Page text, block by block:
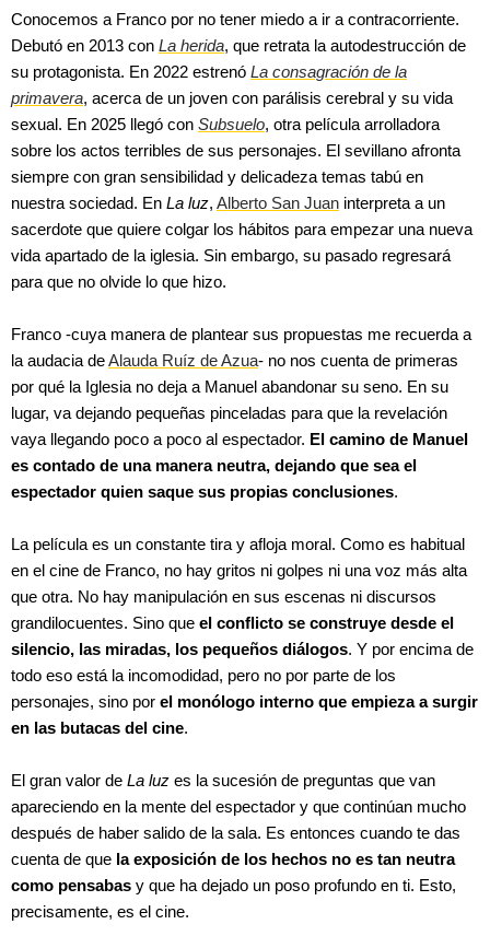
Conocemos a Franco por no tener miedo a ir a contracorriente.
Debutó en 2013 con La herida, que retrata la autodestrucción de
su protagonista. En 2022 estrenó La consagración de la
primavera, acerca de un joven con parálisis cerebral y su vida
sexual. En 2025 llegó con Subsuelo, otra película arrolladora
sobre los actos terribles de sus personajes. El sevillano afronta
siempre con gran sensibilidad y delicadeza temas tabú en
nuestra sociedad. En La luz, Alberto San Juan interpreta a un
sacerdote que quiere colgar los hábitos para empezar una nueva
vida apartado de la iglesia. Sin embargo, su pasado regresará
para que no olvide lo que hizo.
Franco -cuya manera de plantear sus propuestas me recuerda a
la audacia deAlauda Ruíz de Azua- no nos cuenta de primeras
por qué la Iglesia no deja a Manuel abandonar su seno. En su
lugar, va dejando pequeñas pinceladas para que la revelación
vaya llegando poco a poco al espectador. El camino de Manuel
es contado de una manera neutra, dejando que sea el
espectador quien saque sus propias conclusiones.
La película es un constante tira y afloja moral. Como es habitual
en el cine de Franco, no hay gritos ni golpes ni una voz más alta
que otra. No hay manipulación en sus escenas ni discursos
grandilocuentes. Sino que el conflicto se construye desde el
silencio, las miradas, los pequeños diálogos. Y por encima de
todo eso está la incomodidad, pero no por parte de los
personajes, sino por el monólogo interno que empieza a surgir
en las butacas del cine.
El gran valor de La luz es la sucesión de preguntas que van
apareciendo en la mente del espectador y que continúan mucho
después de haber salido de la sala. Es entonces cuando te das
cuenta de que la exposición de los hechos no es tan neutra
como pensabas y que ha dejado un poso profundo en ti. Esto,
precisamente, es el cine.